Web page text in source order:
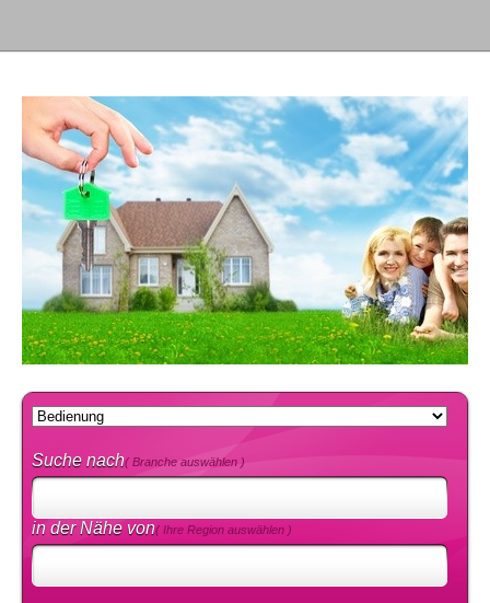
Suche nach( Branche auswählen )
in der Nähe von( Ihre Region auswählen )